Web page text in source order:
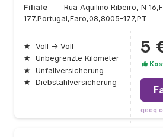
Filiale
Rua Aquilino Ribeiro, N
177,Portugal,Faro,08,8005-177,PT
★ Voll → Voll
★ Unbegrenzte Kilometer
★ Unfallversicherung
★ Diebstahlversicherung
5